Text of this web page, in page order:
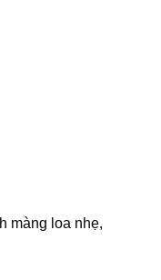
màng loa nhẹ,